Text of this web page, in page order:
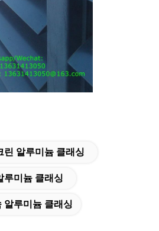
린 알루미늄 클래싱
루미늄 클래싱
알루미늄 클래싱